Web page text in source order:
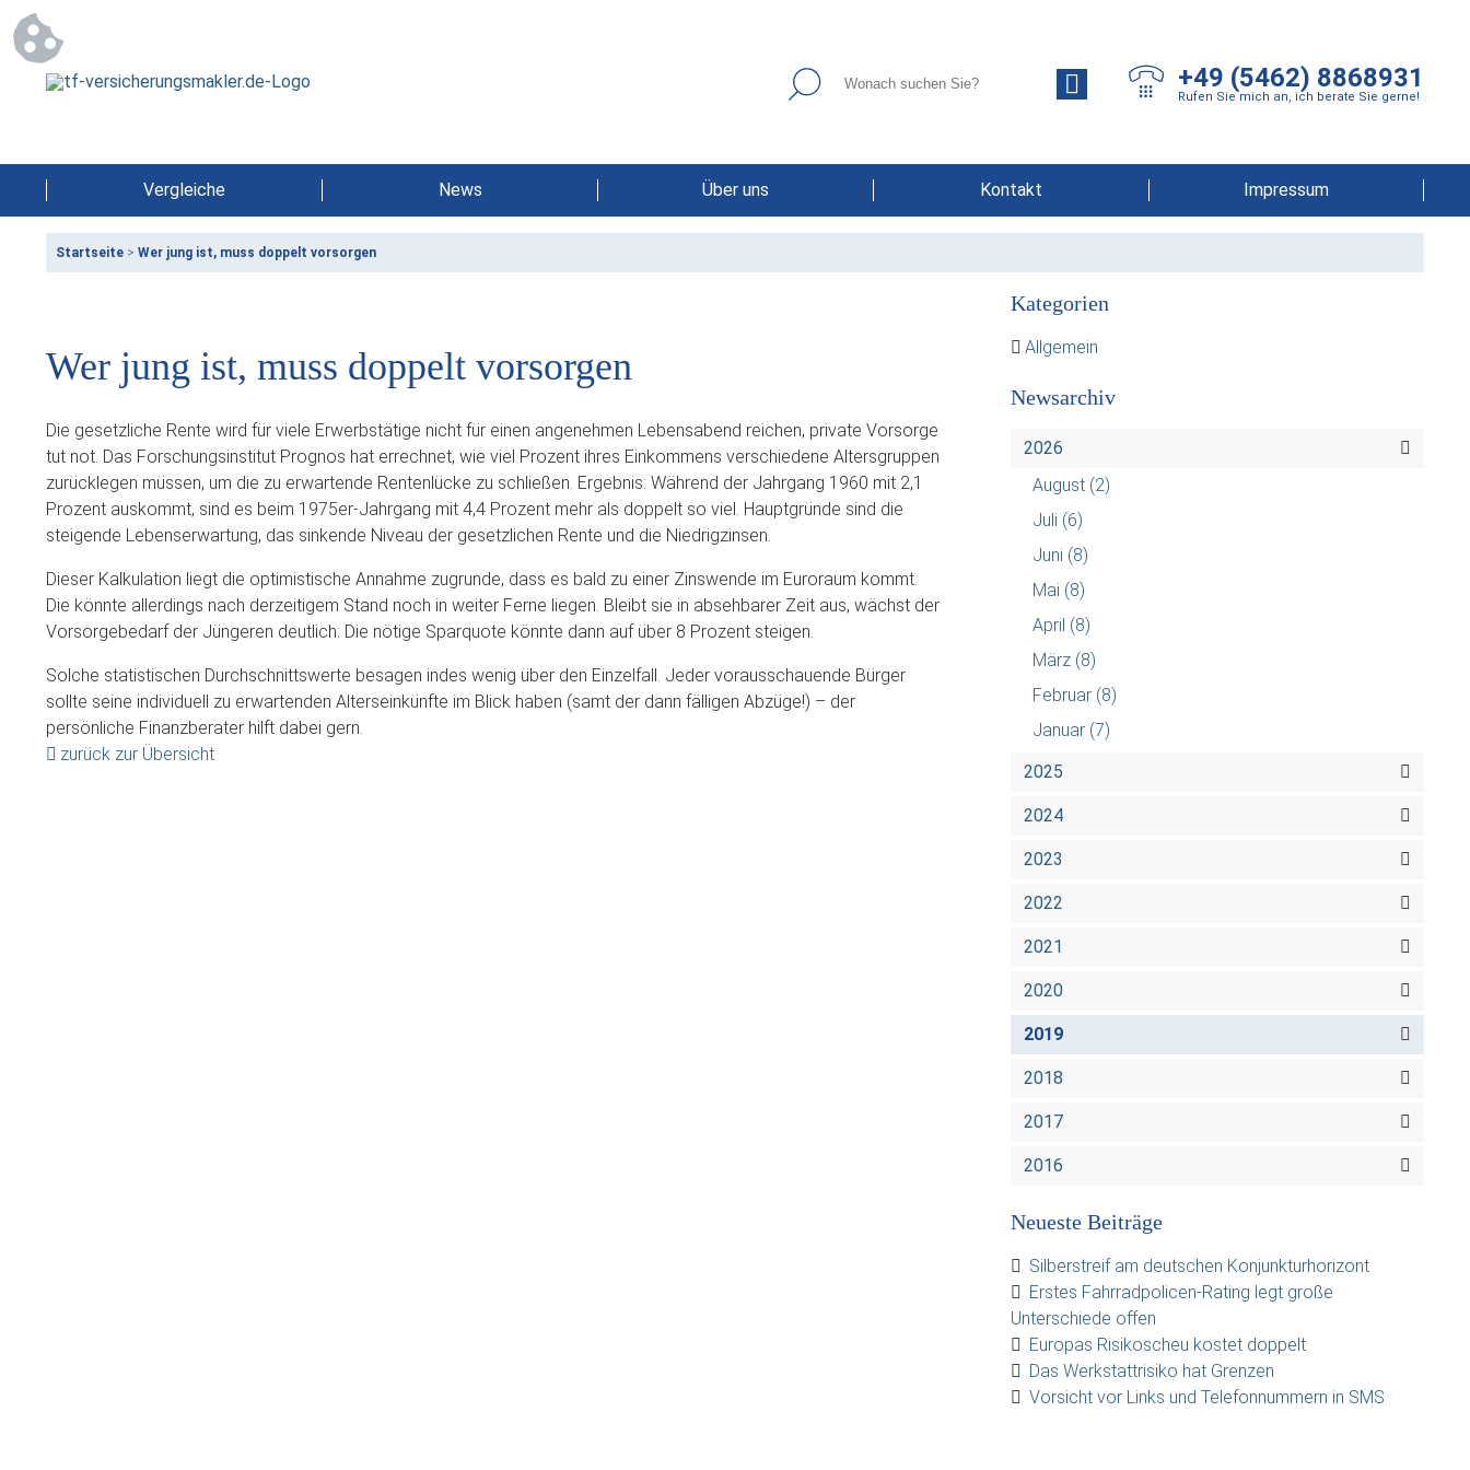
+49 (5462) 8868931
Rufen Sie mich an, ich berate Sie gerne!
Vergleiche News Über uns Kontakt Impressum
Startseite > Wer jung ist, muss doppelt vorsorgen
Wer jung ist, muss doppelt vorsorgen
Die gesetzliche Rente wird für viele Erwerbstätige nicht für einen angenehmen Lebensabend reichen, private Vorsorge
tut not. Das Forschungsinstitut Prognos hat errechnet, wie viel Prozent ihres Einkommens verschiedene Altersgruppen
zurücklegen müssen, um die zu erwartende Rentenlücke zu schließen. Ergebnis: Während der Jahrgang 1960 mit 2,1
Prozent auskommt, sind es beim 1975er-Jahrgang mit 4,4 Prozent mehr als doppelt so viel. Hauptgründe sind die
steigende Lebenserwartung, das sinkende Niveau der gesetzlichen Rente und die Niedrigzinsen.
Dieser Kalkulation liegt die optimistische Annahme zugrunde, dass es bald zu einer Zinswende im Euroraum kommt.
Die könnte allerdings nach derzeitigem Stand noch in weiter Ferne liegen. Bleibt sie in absehbarer Zeit aus, wächst der
Vorsorgebedarf der Jüngeren deutlich: Die nötige Sparquote könnte dann auf über 8 Prozent steigen.
Solche statistischen Durchschnittswerte besagen indes wenig über den Einzelfall. Jeder vorausschauende Bürger
sollte seine individuell zu erwartenden Alterseinkünfte im Blick haben (samt der dann fälligen Abzüge!) – der
persönliche Finanzberater hilft dabei gern.
zurück zur Übersicht
Kategorien
Allgemein
Newsarchiv
2026
August (2)
Juli (6)
Juni (8)
Mai (8)
April (8)
März (8)
Februar (8)
Januar (7)
2025
2024
2023
2022
2021
2020
2019
2018
2017
2016
Neueste Beiträge
Silberstreif am deutschen Konjunkturhorizont
Erstes Fahrradpolicen-Rating legt große
Unterschiede offen
Europas Risikoscheu kostet doppelt
Das Werkstattrisiko hat Grenzen
Vorsicht vor Links und Telefonnummern in SMS